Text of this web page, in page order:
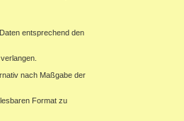
entsprechend den
nach Maßgabe der
Format zu